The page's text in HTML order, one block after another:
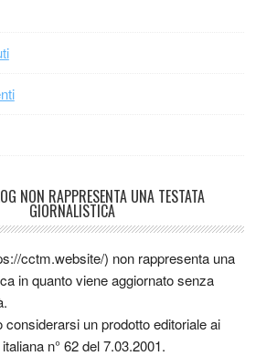
NON RAPPRESENTA UNA TESTATA
GIORNALISTICA
cctm.website/) non rappresenta una
in quanto viene aggiornato senza
considerarsi un prodotto editoriale ai
n° 62 del 7.03.2001.